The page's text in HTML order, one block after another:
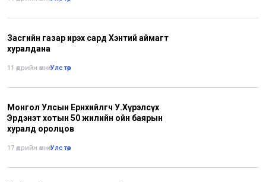
Засгийн газар ирэх сард Хэнтий аймагт
хуралдана
11 өдрийн өмнө•Улс төр
Монгол Улсын Ерөнхийлөгч У.Хүрэлсүх
Эрдэнэт хотын 50 жилийн ойн баярын
хуралд оролцов
17 өдрийн өмнө•Улс төр